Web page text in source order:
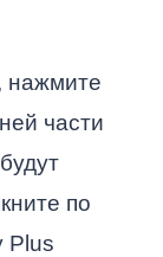
нажмите
части
по
Plus